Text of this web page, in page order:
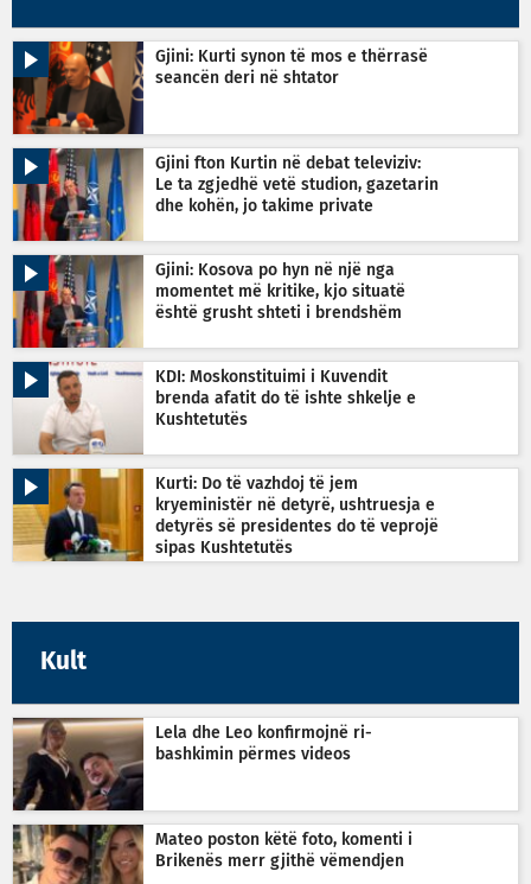
Gjini: Kurti synon të mos e thërrasë
seancën deri në shtator
Gjini fton Kurtin në debat televiziv:
Le ta zgjedhë vetë studion, gazetarin
dhe kohën, jo takime private
Gjini: Kosova po hyn në një nga
momentet më kritike, kjo situatë
është grusht shteti i brendshëm
KDI: Moskonstituimi i Kuvendit
brenda afatit do të ishte shkelje e
Kushtetutës
Kurti: Do të vazhdoj të jem
kryeministër në detyrë, ushtruesja e
detyrës së presidentes do të veprojë
sipas Kushtetutës
Kult
Lela dhe Leo konfirmojnë ri-
bashkimin përmes videos
Mateo poston këtë foto, komenti i
Brikenës merr gjithë vëmendjen